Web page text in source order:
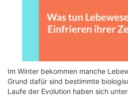
Im Winter bekommen manche
Grund dafür sind bestimmte
Laufe der Evolution haben sich